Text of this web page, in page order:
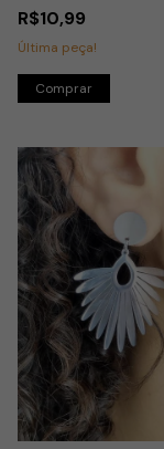
R$10,99
Última peça!